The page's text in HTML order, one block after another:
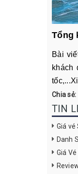
Tổng
Bài
khách
Chia sẻ:
TIN
Giá vé
Danh
Giá